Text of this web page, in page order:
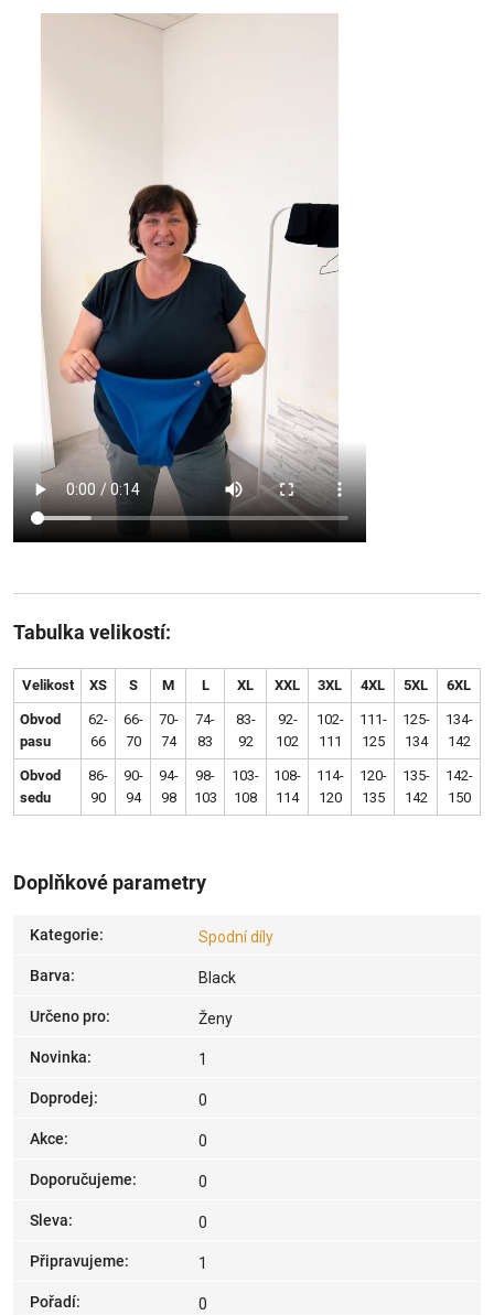
Tabulka velikostí:
Velikost XS S M L XL XXL 3XL 4XL 5XL 6XL
Obvod
pasu
62-
66
66-
70
70-
74
74-
83
83-
92
92-
102
102-
111
111-
125
125-
134
134-
142
Obvod
sedu
86-
90
90-
94
94-
98
98-
103
103-
108
108-
114
114-
120
120-
135
135-
142
142-
150
Doplňkové parametry
Kategorie: Spodní díly
Barva: Black
Určeno pro: Ženy
Novinka: 1
Doprodej: 0
Akce: 0
Doporučujeme: 0
Sleva: 0
Připravujeme: 1
Pořadí: 0